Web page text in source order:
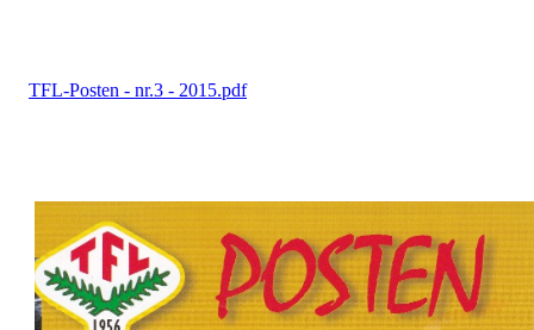
TFL-Posten - nr.3 - 2015.pdf